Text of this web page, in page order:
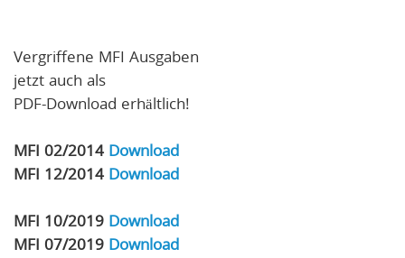
Vergriffene MFI Ausgaben
jetzt auch als
PDF-Download erhältlich!
MFI 02/2014 Download
MFI 12/2014 Download
MFI 10/2019 Download
MFI 07/2019 Download